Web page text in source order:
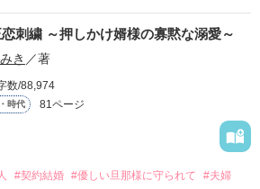
刺繍 ～押しかけ婿様の寡黙な溺愛～
き ／著
数/88,974
時代 81ページ
#契約結婚 #優しい旦那様に守られて
#夫婦